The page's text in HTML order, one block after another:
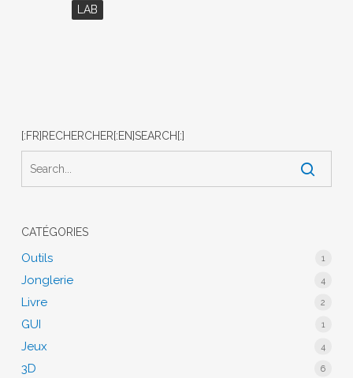
LAB
[:FR]RECHERCHER[:EN]SEARCH[:]
CATÉGORIES
Outils 1
Jonglerie 4
Livre 2
GUI 1
Jeux 4
3D 6